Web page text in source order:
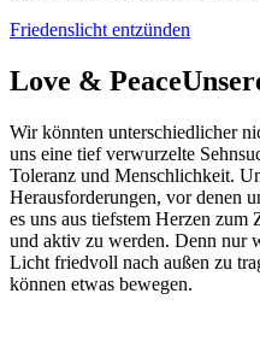
Friedenslicht entzünden
Love & Peace
Wir könnten unterschiedlicher
uns eine tief verwurzelte
Toleranz und Menschlichkeit.
Herausforderungen, vor denen
es uns aus tiefstem Herzen zum
und aktiv zu werden. Denn nur
Licht friedvoll nach außen zu
können etwas bewegen.